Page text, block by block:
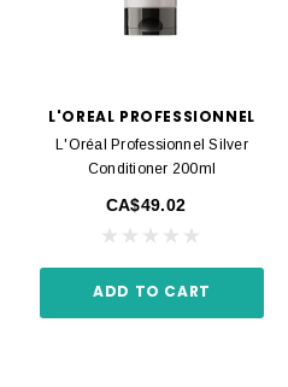
L'OREAL PROFESSIONNEL
L'Oréal Professionnel Silver
Conditioner 200ml
CA$49.02
ADD TO CART